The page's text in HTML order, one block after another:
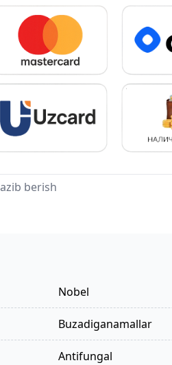
berish
Nobel
buzadiganamallar
antifungal